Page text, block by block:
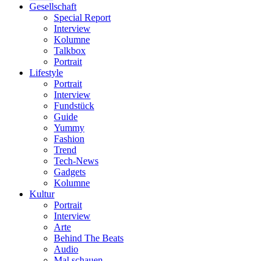
Gesellschaft
Special Report
Interview
Kolumne
Talkbox
Portrait
Lifestyle
Portrait
Interview
Fundstück
Guide
Yummy
Fashion
Trend
Tech-News
Gadgets
Kolumne
Kultur
Portrait
Interview
Arte
Behind The Beats
Audio